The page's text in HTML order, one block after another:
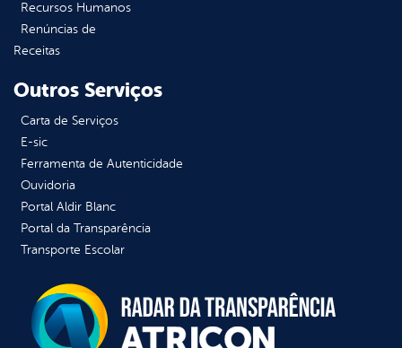
Recursos Humanos
Renúncias de
Receitas
Outros Serviços
Carta de Serviços
E-sic
Ferramenta de Autenticidade
Ouvidoria
Portal Aldir Blanc
Portal da Transparência
Transporte Escolar